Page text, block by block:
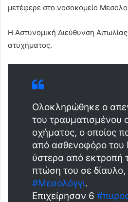
μετέφερε στο νοσοκομείο
Η Αστυνομική Διεύθυνση
ατυχήματος.
Ολοκληρώθηκε ο
του τραυματισμένου
οχήματος, ο οποίος
από ασθενοφόρο του
ύστερα από εκτροπή
πτώση του σε δίαυλο,
#Μεσολόγγι.
Επιχείρησαν 6